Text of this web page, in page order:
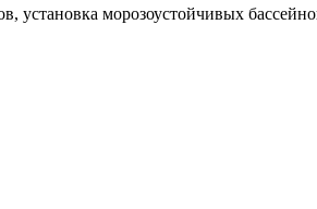
установка морозоустойчивых